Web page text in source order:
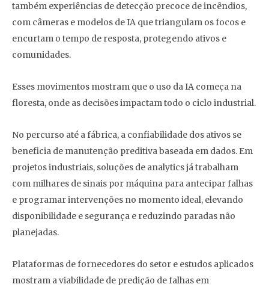
também experiências de detecção precoce de incêndios,
com câmeras e modelos de IA que triangulam os focos e
encurtam o tempo de resposta, protegendo ativos e
comunidades.
Esses movimentos mostram que o uso da IA começa na
floresta, onde as decisões impactam todo o ciclo industrial.
No percurso até a fábrica, a confiabilidade dos ativos se
beneficia de manutenção preditiva baseada em dados. Em
projetos industriais, soluções de analytics já trabalham
com milhares de sinais por máquina para antecipar falhas
e programar intervenções no momento ideal, elevando
disponibilidade e segurança e reduzindo paradas não
planejadas.
Plataformas de fornecedores do setor e estudos aplicados
mostram a viabilidade de predição de falhas em